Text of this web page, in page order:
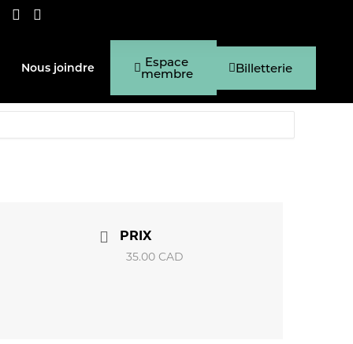
Nous joindre Espace
membre Billetterie
PRIX
35.00 CAD